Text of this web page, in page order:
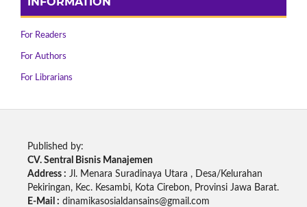
For Readers
For Authors
For Librarians
Published by:
CV. Sentral Bisnis Manajemen
Address : Jl. Menara Suradinaya Utara , Desa/Kelurahan
Pekiringan, Kec. Kesambi, Kota Cirebon, Provinsi Jawa Barat.
E-Mail : dinamikasosialdansains@gmail.com